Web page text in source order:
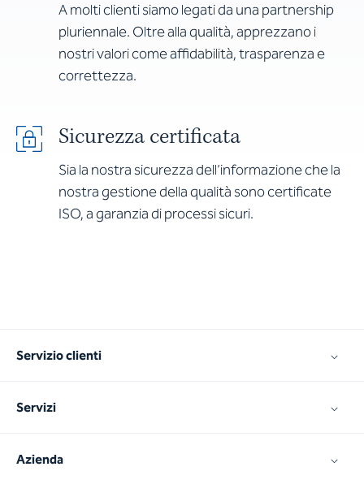
A molti clienti siamo legati da una partnership
pluriennale. Oltre alla qualità, apprezzano i
nostri valori come affidabilità, trasparenza e
correttezza.
Sicurezza certificata
Sia la nostra sicurezza dell’informazione che la
nostra gestione della qualità sono certificate
ISO, a garanzia di processi sicuri.
Servizio clienti
Servizi
Azienda